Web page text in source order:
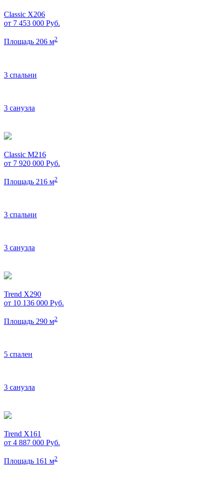
Classic X206
от 7 453 000 Руб.
Площадь 206 м2
3 спальни
3 санузла
Classic M216
от 7 920 000 Руб.
Площадь 216 м2
3 спальни
3 санузла
Trend X290
от 10 136 000 Руб.
Площадь 290 м2
5 спален
3 санузла
Trend X161
от 4 887 000 Руб.
Площадь 161 м2